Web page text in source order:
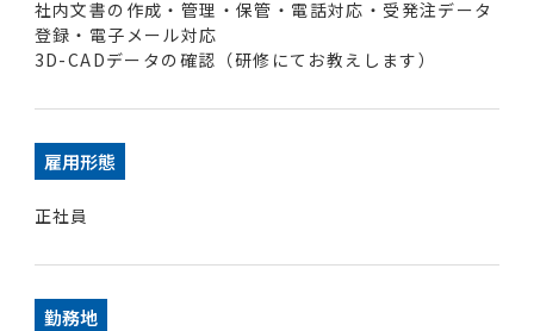
社内文書の作成・管理・保管・電話対応・受発注データ
登録・電子メール対応
3D-CADデータの確認（研修にてお教えします）
雇用形態
正社員
勤務地